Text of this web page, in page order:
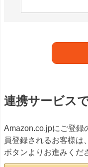
)
連携サービス
Amazon.co.jpにご登録
員登録されるお客様は
ボタンよりお進みくだ